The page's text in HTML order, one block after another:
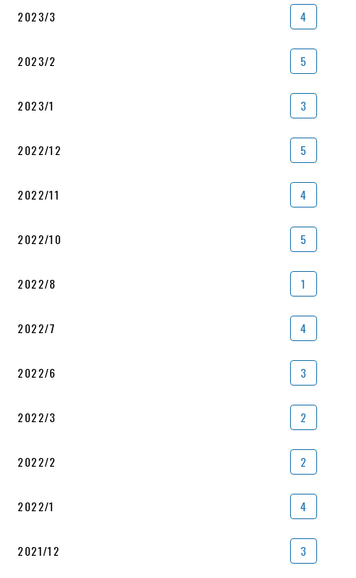
2023/3 4
2023/2 5
2023/1 3
2022/12 5
2022/11 4
2022/10 5
2022/8 1
2022/7 4
2022/6 3
2022/3 2
2022/2 2
2022/1 4
2021/12 3